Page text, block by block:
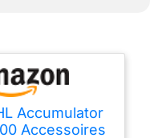
Accumulator
Accessoires